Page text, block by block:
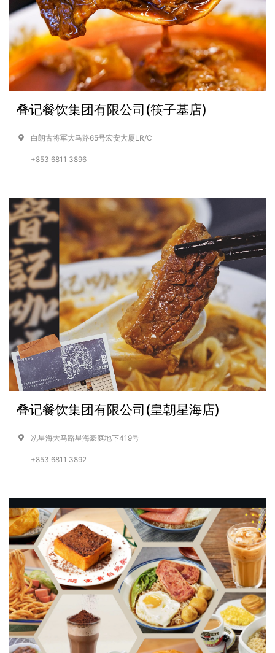
叠记餐饮集团有限公司(筷子基店)
白朗古将军大马路65号宏安大厦LR/C
+853 6811 3896
叠记餐饮集团有限公司(皇朝星海店)
冼星海大马路星海豪庭地下419号
+853 6811 3892